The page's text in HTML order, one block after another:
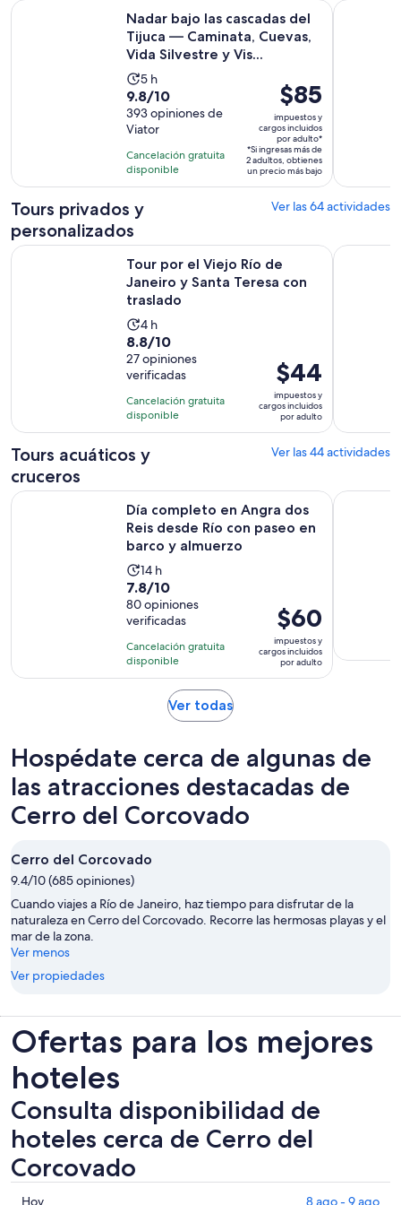
Nadar bajo las cascadas del
Tijuca — Caminata, Cuevas,
Vida Silvestre y Vis...
La
actividad
dura
5
horas
5 h
9.8
de
10
con
393
opiniones
9.8/10
393 opiniones de
Viator
Cancelación gratuita
disponible
El
precio
es
de
$85.
por
adulto*
$85
impuestos y
cargos incluidos
por adulto*
*Si ingresas más de
2 adultos, obtienes
un precio más bajo
Nadar bajo las cascadas del Tijuca — Caminata, Cuevas,
Desde
Tours privados y
personalizados
Ver las 64 actividades
Tour por el Viejo Río de
Janeiro y Santa Teresa con
traslado
La
actividad
dura
4
horas
4 h
8.8
de
10
con
27
opiniones
8.8/10
27 opiniones
verificadas
Cancelación gratuita
disponible
El
precio
es
de
por
$44
impuestos y
cargos incluidos
por adulto
Tour por el Viejo Río de Janeiro y Santa Teresa con traslado
Recorrido
Tours acuáticos y
cruceros
Ver las 44 actividades
Día completo en Angra dos
Reis desde Río con paseo en
barco y almuerzo
La
actividad
dura
14
horas
14 h
7.8
de
10
con
80
opiniones
7.8/10
80 opiniones
verificadas
Cancelación gratuita
disponible
El
precio
es
de
$60
impuestos y
cargos incluidos
por adulto
Día completo en Angra dos Reis desde Río con paseo en
Arraial do
Ver todasSe
una
nueva
pestaña
Hospédate cerca de algunas de
las atracciones destacadas de
Cerro del Corcovado
Cerro del Corcovado
9.4/10 (685 opiniones)
Cuando viajes a Río de Janeiro, haz tiempo para disfrutar de la
naturaleza en Cerro del Corcovado. Recorre las hermosas playas y el
mar de la zona.
Ver menos
Ver propiedades
Ofertas para los mejores
hoteles
Consulta disponibilidad de
hoteles cerca de Cerro del
Corcovado
Hoy 8 ago - 9 ago